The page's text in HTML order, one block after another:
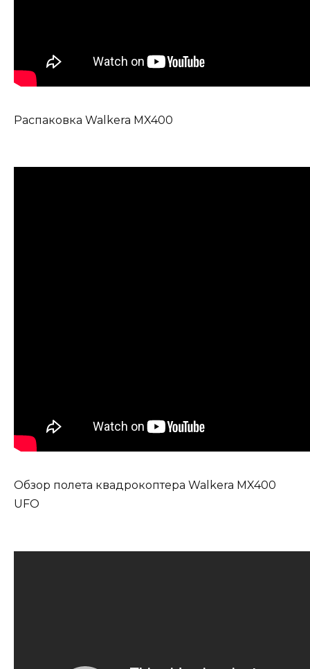
Распаковка Walkera MX400
Обзор полета квадрокоптера Walkera MX400
UFO